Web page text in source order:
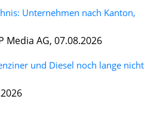
Unternehmen nach Kanton,
Media AG, 07.08.2026
und Diesel noch lange nicht